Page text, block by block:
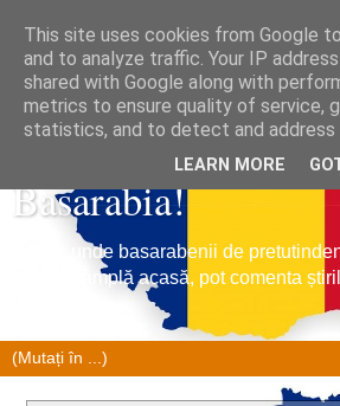
Tribuna Basarabiei,
Basarabia!
Un loc unde basarabenii de
ce se întâmplă acasă, pot comenta
This site uses cookies from Google
and to analyze traffic. Your IP
shared with Google along with
metrics to ensure quality of service,
statistics, and to detect and address
LEARN MORE